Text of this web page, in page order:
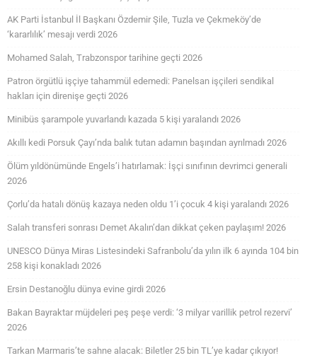
AK Parti İstanbul İl Başkanı Özdemir Şile, Tuzla ve Çekmeköy’de
‘kararlılık’ mesajı verdi 2026
Mohamed Salah, Trabzonspor tarihine geçti 2026
Patron örgütlü işçiye tahammül edemedi: Panelsan işçileri sendikal
hakları için direnişe geçti 2026
Minibüs şarampole yuvarlandı kazada 5 kişi yaralandı 2026
Akıllı kedi Porsuk Çayı’nda balık tutan adamın başından ayrılmadı 2026
Ölüm yıldönümünde Engels’i hatırlamak: İşçi sınıfının devrimci generali
2026
Çorlu’da hatalı dönüş kazaya neden oldu 1’i çocuk 4 kişi yaralandı 2026
Salah transferi sonrası Demet Akalın’dan dikkat çeken paylaşım! 2026
UNESCO Dünya Miras Listesindeki Safranbolu’da yılın ilk 6 ayında 104 bin
258 kişi konakladı 2026
Ersin Destanoğlu dünya evine girdi 2026
Bakan Bayraktar müjdeleri peş peşe verdi: ‘3 milyar varillik petrol rezervi’
2026
Tarkan Marmaris’te sahne alacak: Biletler 25 bin TL’ye kadar çıkıyor!